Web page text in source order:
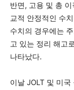
반면, 고용 및 총
교적 안정적인 수
수치의 경우에는
고 있는 정리 해고
나타났다.
이날 JOLT 및 미